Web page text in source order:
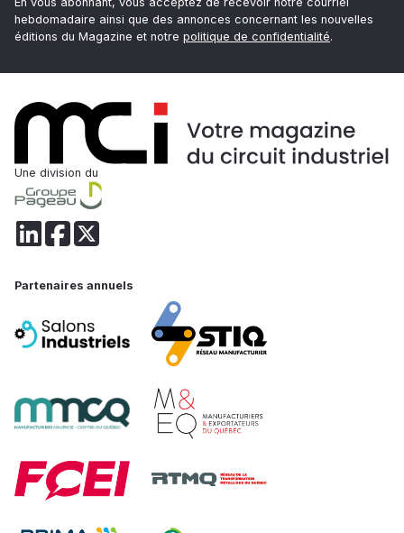
hebdomadaire ainsi que des annonces concernant les nouvelles
éditions du Magazine et notre politique de confidentialité.
Une division du
Partenaires annuels